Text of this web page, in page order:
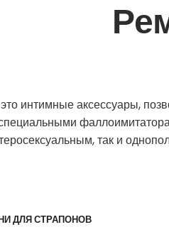
интимные аксессуары,
так и
ДЛЯ СТРАПОНОВ